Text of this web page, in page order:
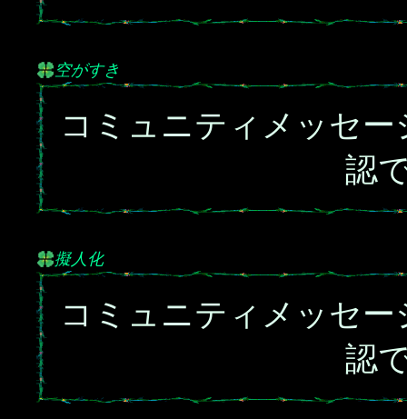
空がすき
コミュニティメッセ
認
擬人化
コミュニティメッセ
認